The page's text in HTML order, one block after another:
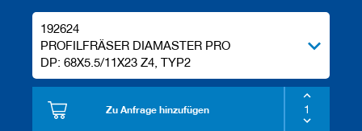
192624
PROFILFRÄSER DIAMASTER PRO
DP: 68X5.5/11X23 Z4, TYP2
Zu Anfrage hinzufügen